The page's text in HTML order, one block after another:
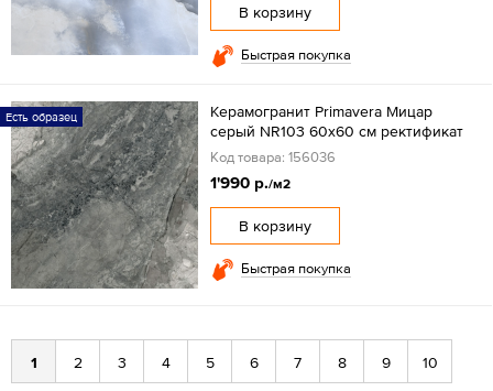
В корзину
Быстрая покупка
Есть образец
Керамогранит Primavera Мицар
серый NR103 60х60 см ректификат
Код товара: 156036
1'990 р./м2
В корзину
Быстрая покупка
1 2 3 4 5 6 7 8 9 10